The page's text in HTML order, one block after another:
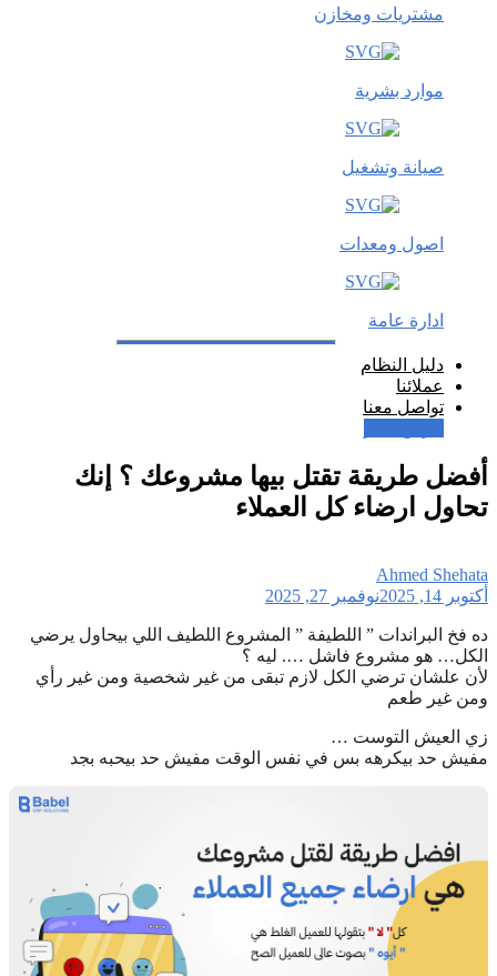
مشتريات ومخازن
موارد بشرية
صيانة وتشغيل
اصول ومعدات
ادارة عامة
دليل النظام
عملائنا
تواصل معنا
أفضل طريقة تقتل بيها مشروعك ؟ إنك
تحاول ارضاء كل العملاء
Ahmed Shehata
أكتوبر 14, 2025
نوفمبر 27, 2025
ده فخ البراندات ” اللطيفة ” المشروع اللطيف اللي بيحاول يرضي
الكل… هو مشروع فاشل …. ليه ؟
لأن علشان ترضي الكل لازم تبقى من غير شخصية ومن غير رأي
ومن غير طعم
زي العيش التوست …
مفيش حد بيكرهه بس في نفس الوقت مفيش حد بيحبه بجد